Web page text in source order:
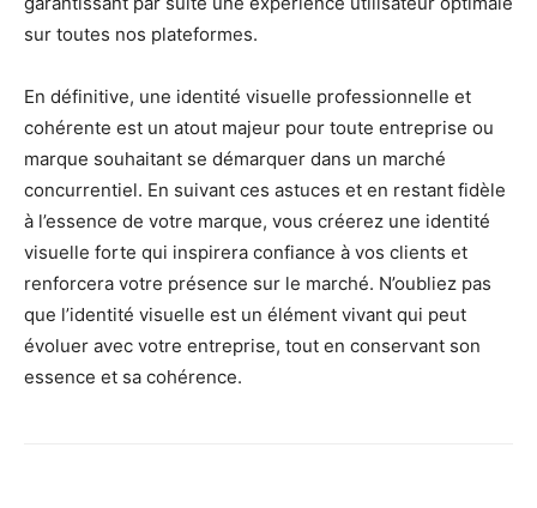
sur toutes nos plateformes.
En définitive, une identité visuelle professionnelle et
cohérente est un atout majeur pour toute entreprise ou
marque souhaitant se démarquer dans un marché
concurrentiel. En suivant ces astuces et en restant fidèle
à l’essence de votre marque, vous créerez une identité
visuelle forte qui inspirera confiance à vos clients et
renforcera votre présence sur le marché. N’oubliez pas
que l’identité visuelle est un élément vivant qui peut
évoluer avec votre entreprise, tout en conservant son
essence et sa cohérence.